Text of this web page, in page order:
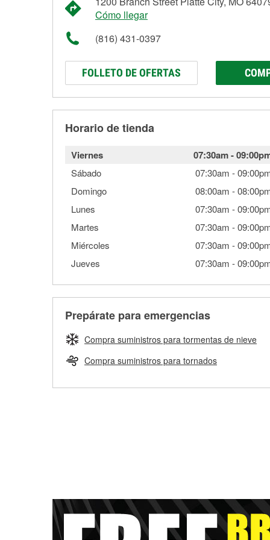
Cómo llegar
(816) 431-0397
FOLLETO DE OFERTAS
Horario de tienda
Viernes 07:30am-
Sábado 07:30am -
Domingo
08:00am -
Lunes
07:30am -
Martes
07:30am -
Miércoles
07:30am -
Jueves
07:30am -
Prepárate para emergencias
Compra suministros para tormentas de nieve
Compra suministros para tornados